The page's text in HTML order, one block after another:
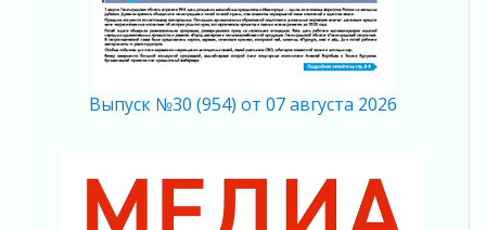
Регион готовится к выборам
04 августа 2026
Никакого принуждения, только письменное
04 августа 2026
Важная информация
04 августа 2026
Выпуск №30 (954) от 07 августа 2026